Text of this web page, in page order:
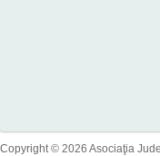
Copyright © 2026 Asociaţia